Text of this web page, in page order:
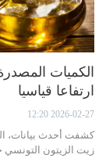
الكميات
ارتفاعا قياسيا
2026-02-27 12:20
كشفت أحدث بيانات،
زيت الزيتون التونسي